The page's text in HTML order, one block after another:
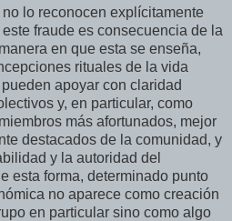
lo reconocen explícitamente
fraude es consecuencia de la
en que esta se enseña,
rituales de la vida
apoyar con claridad
y, en particular, como
más afortunados, mejor
destacados de la comunidad, y
y la autoridad del
esta forma, determinado punto
no aparece como creación
en particular sino como algo